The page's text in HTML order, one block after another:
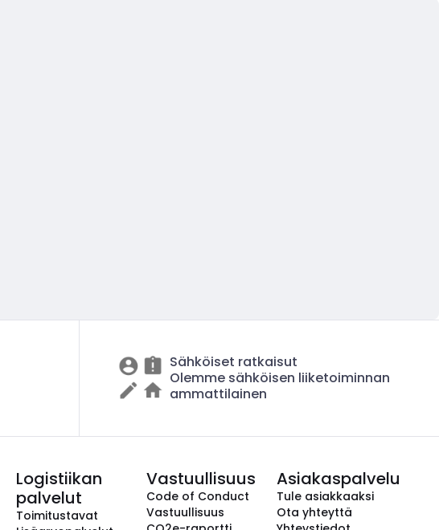
Sähköiset ratkaisut
Olemme sähköisen liiketoiminnan
ammattilainen
Logistiikan
palvelut
Toimitustavat
Vastuullisuus
Code of Conduct
Vastuullisuus
Asiakaspalvelu
Tule asiakkaaksi
Ota yhteyttä